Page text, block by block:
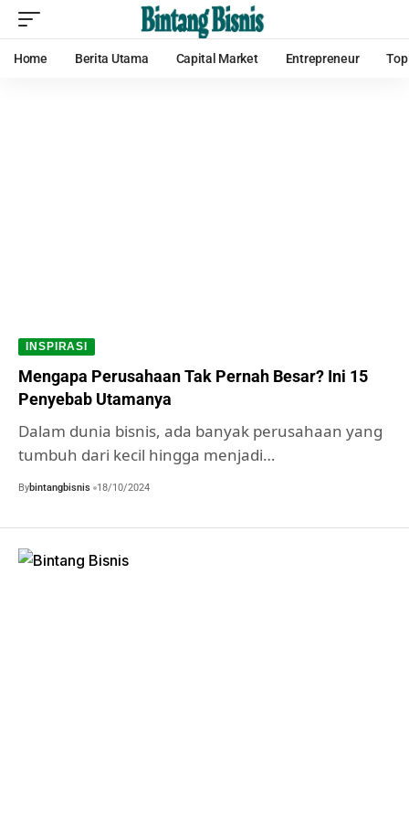
Home Berita Utama Capital Market Entrepreneur
INSPIRASI
Mengapa Perusahaan Tak Pernah Besar? Ini 15
Penyebab Utamanya
Dalam dunia bisnis, ada banyak perusahaan yang
tumbuh dari kecil hingga menjadi…
Bybintangbisnis 18/10/2024